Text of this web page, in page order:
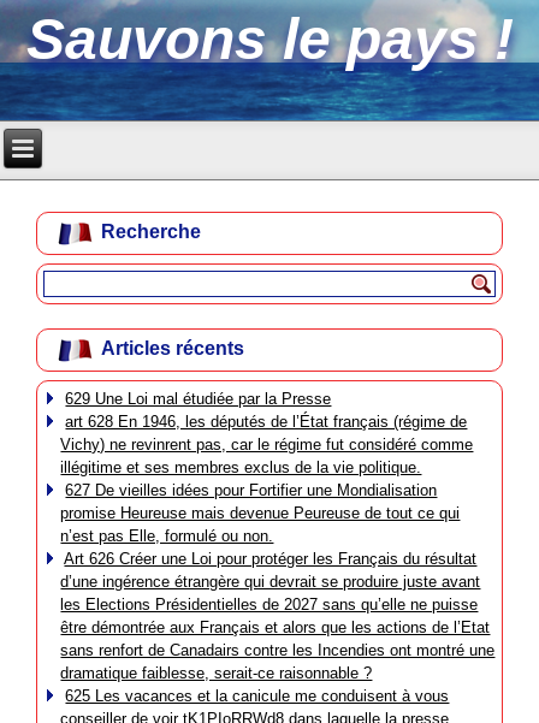
Sauvons le pays !
Recherche
Articles récents
629 Une Loi mal étudiée par la Presse
art 628 En 1946, les députés de l’État français (régime de
Vichy) ne revinrent pas, car le régime fut considéré comme
illégitime et ses membres exclus de la vie politique.
627 De vieilles idées pour Fortifier une Mondialisation
promise Heureuse mais devenue Peureuse de tout ce qui
n’est pas Elle, formulé ou non.
Art 626 Créer une Loi pour protéger les Français du résultat
d’une ingérence étrangère qui devrait se produire juste avant
les Elections Présidentielles de 2027 sans qu’elle ne puisse
être démontrée aux Français et alors que les actions de l’Etat
sans renfort de Canadairs contre les Incendies ont montré une
dramatique faiblesse, serait-ce raisonnable ?
625 Les vacances et la canicule me conduisent à vous
conseiller de voir tK1PIoRRWd8 dans laquelle la presse